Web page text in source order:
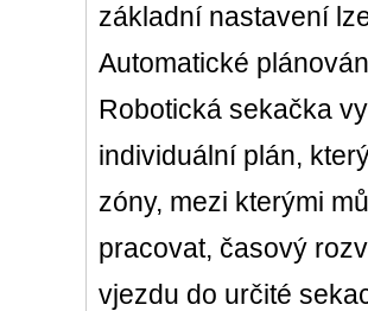
základní nastavení
Automatické
Robotická sekačka
individuální plán,
zóny, mezi kterými
pracovat, časový
vjezdu do určité